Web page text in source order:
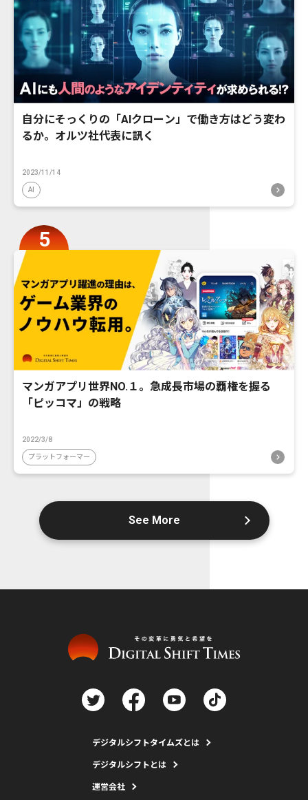
自分にそっくりの「AIクローン」で働き方はどう変わ
るか。オルツ社代表に訊く
2023/11/14
AI
マンガアプリ世界NO.１。急成長市場の覇権を握る
「ピッコマ」の戦略
2022/3/8
プラットフォーマー
See More
デジタルシフトタイムズとは
デジタルシフトとは
運営会社